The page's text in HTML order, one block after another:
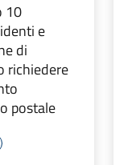
10
e
di
richiedere
postale